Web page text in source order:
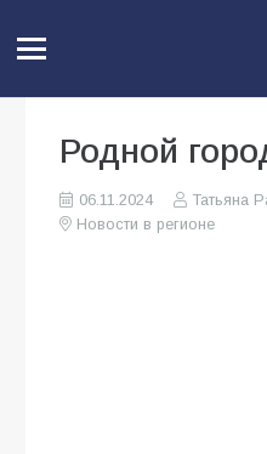
Родной
06.11.2024
Татьяна
Новости в регионе